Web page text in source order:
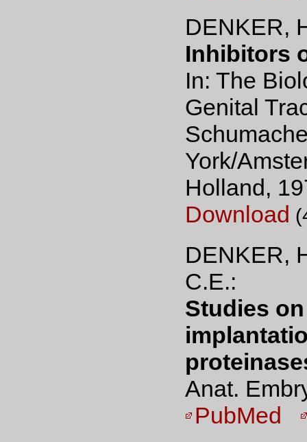
DENKER,
Inhibitors
In: The
Genital
York/
Holland,
Download
DENKER,
C.E.:
Studies
Anat.
PubMed